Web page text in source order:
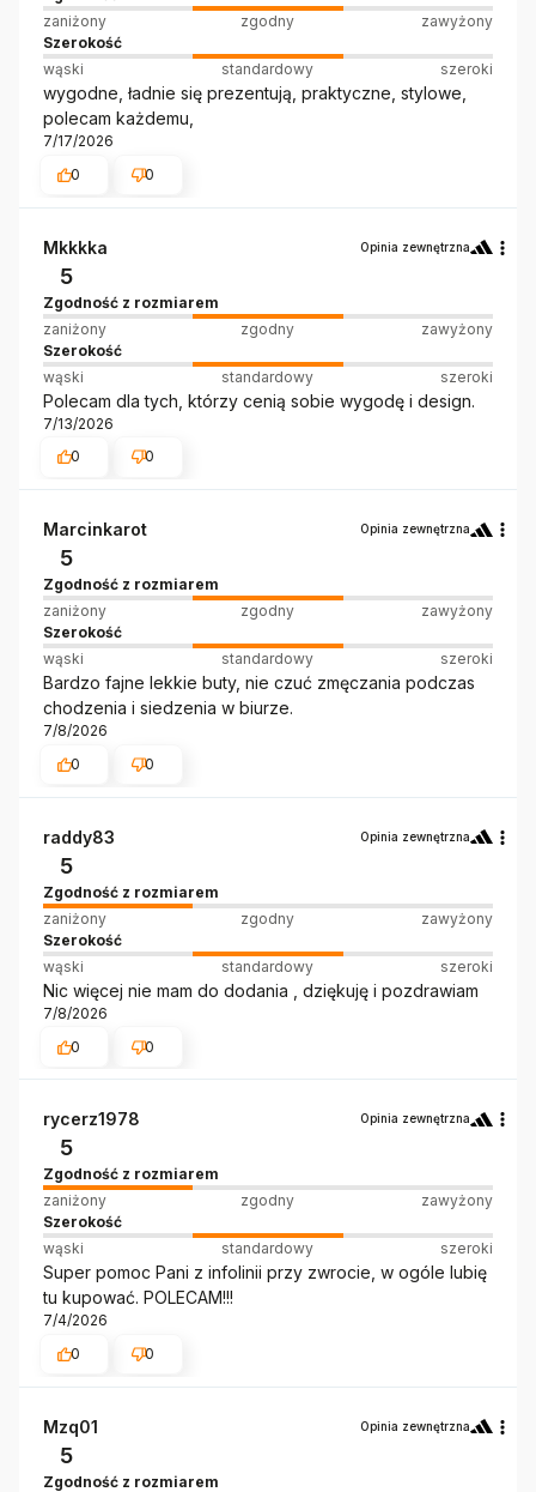
zaniżony
zgodny
zawyżony
Szerokość
wąski
standardowy szeroki
wygodne, ładnie się prezentują, praktyczne, stylowe,
polecam każdemu,
7/17/2026
0
0
Mkkkka Opinia zewnętrzna
5
Zgodność z rozmiarem
zaniżony
zgodny
zawyżony
Szerokość
wąski
standardowy szeroki
Polecam dla tych, którzy cenią sobie wygodę i design.
7/13/2026
0
0
Marcinkarot Opinia zewnętrzna
5
Zgodność z rozmiarem
zaniżony
zgodny
zawyżony
Szerokość
wąski
standardowy szeroki
Bardzo fajne lekkie buty, nie czuć zmęczania podczas
chodzenia i siedzenia w biurze.
7/8/2026
0
0
raddy83 Opinia zewnętrzna
5
Zgodność z rozmiarem
zaniżony
zgodny
zawyżony
Szerokość
wąski
standardowy szeroki
Nic więcej nie mam do dodania , dziękuję i pozdrawiam
7/8/2026
0
0
rycerz1978 Opinia zewnętrzna
5
Zgodność z rozmiarem
zaniżony
zgodny
zawyżony
Szerokość
wąski
standardowy szeroki
Super pomoc Pani z infolinii przy zwrocie, w ogóle lubię
tu kupować. POLECAM!!!
7/4/2026
0
0
Mzq01 Opinia zewnętrzna
5
Zgodność z rozmiarem